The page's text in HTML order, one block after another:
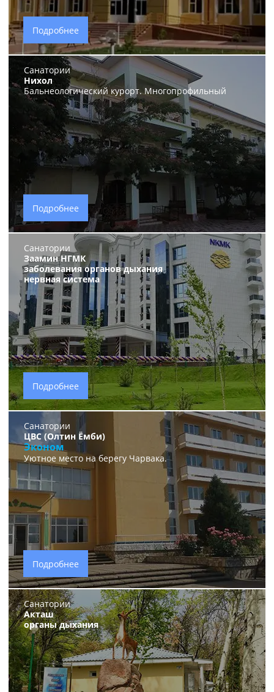
Подробнее
Санатории
Нихол
Бальнеологический курорт. Многопрофильный
Подробнее
Санатории
Заамин НГМК
заболевания органов дыхания
нервная система
Подробнее
Санатории
ЦВС (Олтин Ёмби)
Эконом
Уютное место на берегу Чарвака.
Подробнее
Санатории
Акташ
органы дыхания